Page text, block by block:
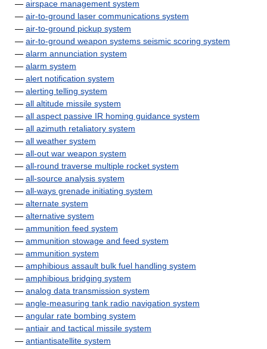
— airspace management system
— air-to-ground laser communications system
— air-to-ground pickup system
— air-to-ground weapon systems seismic scoring system
— alarm annunciation system
— alarm system
— alert notification system
— alerting telling system
— all altitude missile system
— all aspect passive IR homing guidance system
— all azimuth retaliatory system
— all weather system
— all-out war weapon system
— all-round traverse multiple rocket system
— all-source analysis system
— all-ways grenade initiating system
— alternate system
— alternative system
— ammunition feed system
— ammunition stowage and feed system
— ammunition system
— amphibious assault bulk fuel handling system
— amphibious bridging system
— analog data transmission system
— angle-measuring tank radio navigation system
— angular rate bombing system
— antiair and tactical missile system
— antiantisatellite system